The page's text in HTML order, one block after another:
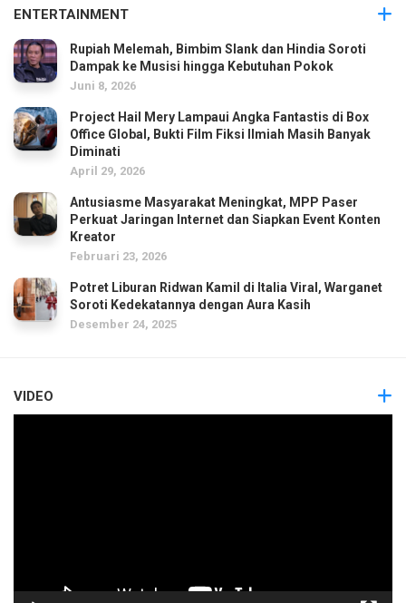
ENTERTAINMENT
Rupiah Melemah, Bimbim Slank dan Hindia Soroti
Dampak ke Musisi hingga Kebutuhan Pokok
Juni 8, 2026
Project Hail Mery Lampaui Angka Fantastis di Box
Office Global, Bukti Film Fiksi Ilmiah Masih Banyak
Diminati
April 29, 2026
Antusiasme Masyarakat Meningkat, MPP Paser
Perkuat Jaringan Internet dan Siapkan Event Konten
Kreator
Februari 23, 2026
Potret Liburan Ridwan Kamil di Italia Viral, Warganet
Soroti Kedekatannya dengan Aura Kasih
Desember 24, 2025
VIDEO